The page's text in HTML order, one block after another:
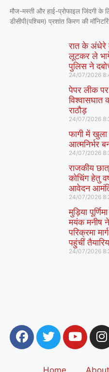
मौज-मस्ती और हाई-प्रोफाइल जिंदगी के
डीसीपी(पश्चिम) प्रशांत किरण की
रात के अंधेरे
लूटकर ले
पुलिस ने
24/07/2026
पेपर लीक
विश्वासघात
राठौड़
24/07/2026
फागी में
आत्मनिर्भर
24/07/2026
राजकीय
कोचिंग हेतु
आवेदन
24/07/2026
मुड़िया
मयंक मनीष ने
परिक्रमा
पहुंचीं
24/07/2026
Home